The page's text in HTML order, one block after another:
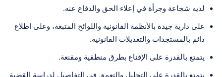
لديه شجاعة وجرأة في إعلاء الحق والدفاع عنه.
على دارية جيدة بالأنظمة القانونية واللوائح المتبعة، وعلى اطلاع
دائم بالمستجدات والتعديلات القانونية.
يتمتع بالقدرة على الإقناع بطرق منطقية ومقنعة.
يتمتع بالقدرة على التحليل والتعمق في التفاصيل لدراسة القضية